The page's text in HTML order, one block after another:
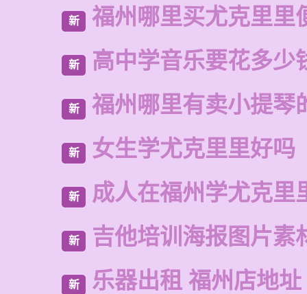
新 福州哪里买尤克里里
新 高中学音乐要花多少
新 福州哪里有卖小提琴
新 女生学尤克里里好吗
新 成人在福州学尤克里
新 吉他培训海报图片素
新 乐器出租 福州店地址